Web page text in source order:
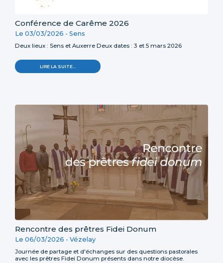
Conférence de Carême 2026
Le 03/03/2026 - Sens
Deux lieux : Sens et Auxerre Deux dates : 3 et 5 mars 2026
LIRE LA SUITE…
Rencontre des prêtres Fidei Donum
Le 06/03/2026 - Vézelay
Journée de partage et d'échanges sur des questions pastorales
avec les prêtres Fidei Donum présents dans notre diocèse.